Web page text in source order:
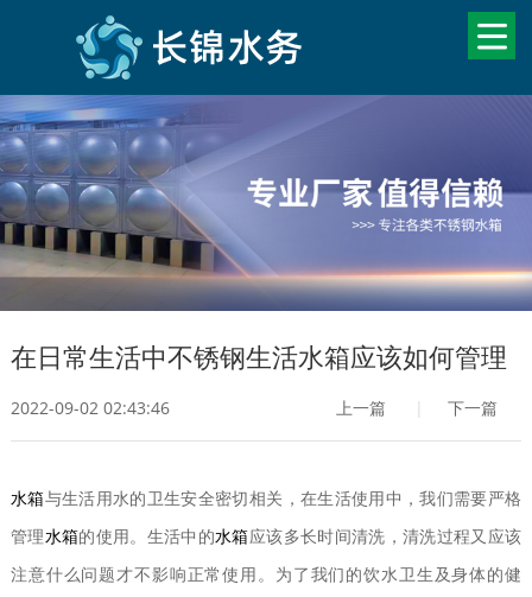
在日常生活中不锈钢生活水箱应该如何管理
2022-09-02 02:43:46 上一篇 | 下一篇
水箱与生活用水的卫生安全密切相关，在生活使用中，我们需要严格
管理水箱的使用。生活中的水箱应该多长时间清洗，清洗过程又应该
注意什么问题才不影响正常使用。为了我们的饮水卫生及身体的健